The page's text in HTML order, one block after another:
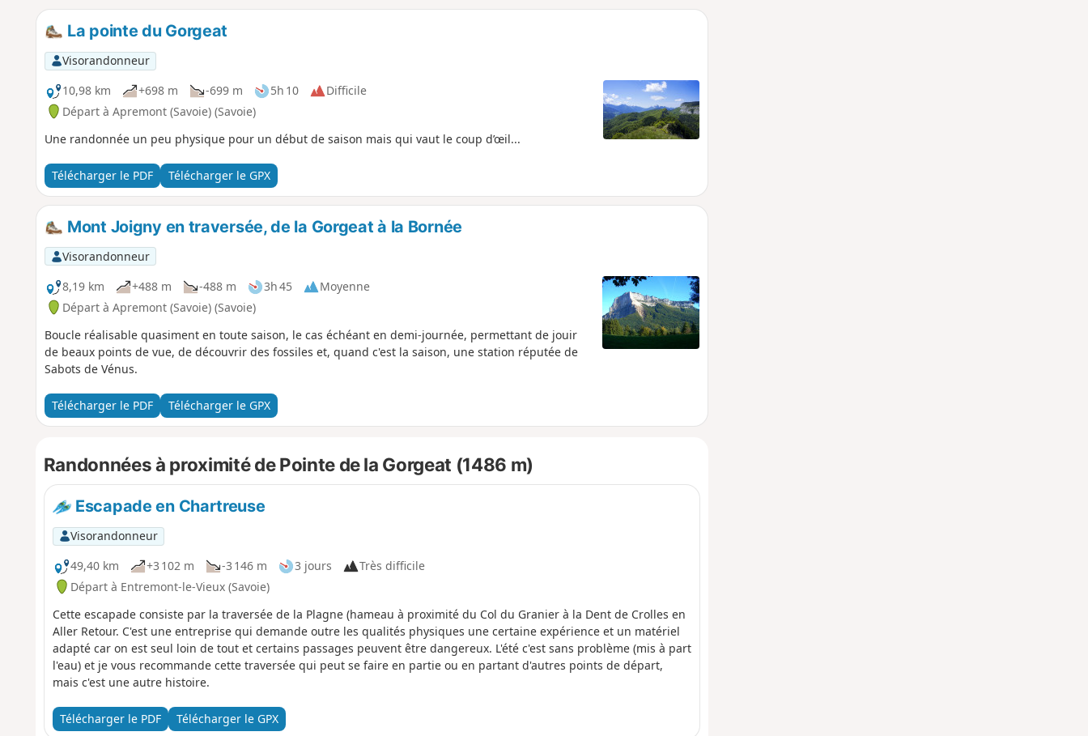
La pointe du Gorgeat
Visorandonneur
10,98 km
+698 m -699 m 5h 10
Difficile
Départ à Apremont (Savoie) (Savoie)
Une randonnée un peu physique pour un début de saison mais qui vaut le coup d’œil...
Télécharger le PDF Télécharger le GPX
Mont Joigny en traversée, de la Gorgeat à la Bornée
Visorandonneur
8,19 km
+488 m -488 m 3h 45
Moyenne
Départ à Apremont (Savoie) (Savoie)
Boucle réalisable quasiment en toute saison, le cas échéant en demi-journée, permettant de jouir
de beaux points de vue, de découvrir des fossiles et, quand c'est la saison, une station réputée de
Sabots de Vénus.
Télécharger le PDF Télécharger le GPX
Randonnées à proximité de Pointe de la Gorgeat (1486 m)
Escapade en Chartreuse
Visorandonneur
49,40 km
+3 102 m -3 146 m 3 jours
Très difficile
Départ à Entremont-le-Vieux (Savoie)
Cette escapade consiste par la traversée de la Plagne (hameau à proximité du Col du Granier à la Dent de Crolles en
Aller Retour. C'est une entreprise qui demande outre les qualités physiques une certaine expérience et un matériel
adapté car on est seul loin de tout et certains passages peuvent être dangereux. L'été c'est sans problème (mis à part
l'eau) et je vous recommande cette traversée qui peut se faire en partie ou en partant d'autres points de départ,
mais c'est une autre histoire.
Télécharger le PDF Télécharger le GPX